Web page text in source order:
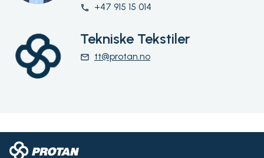
phone +47 915 15 014
Tekniske Tekstiler
email tt@protan.no